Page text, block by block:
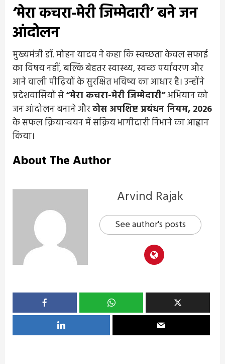
‘मेरा कचरा-मेरी जिम्मेदारी’ बने जन
आंदोलन
मुख्यमंत्री डॉ. मोहन यादव ने कहा कि स्वच्छता केवल सफाई
का विषय नहीं, बल्कि बेहतर स्वास्थ्य, स्वच्छ पर्यावरण और
आने वाली पीढ़ियों के सुरक्षित भविष्य का आधार है। उन्होंने
प्रदेशवासियों से“मेरा कचरा-मेरी जिम्मेदारी”अभियान को
जन आंदोलन बनाने औरठोस अपशिष्ट प्रबंधन नियम, 2026
के सफल क्रियान्वयन में सक्रिय भागीदारी निभाने का आह्वान
किया।
About The Author
Arvind Rajak
See author's posts